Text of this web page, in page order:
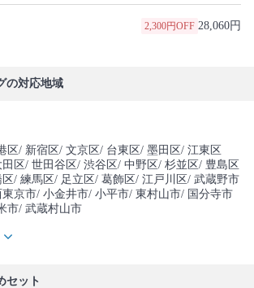
2,300円OFF 28,060円
の対応地域
区/ 新宿区/ 文京区/ 台東区/ 墨田区/ 江東区
区/ 世田谷区/ 渋谷区/ 中野区/ 杉並区/ 豊島区
/ 練馬区/ 足立区/ 葛飾区/ 江戸川区/ 武蔵野市
東京市/ 小金井市/ 小平市/ 東村山市/ 国分寺市
市/ 武蔵村山市
セット